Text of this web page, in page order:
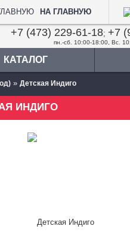
НА ГЛАВНУЮ
+7 (473) 229-61-18; +7
пн.-сб. 10:00-18:00, Вс.
КАТАЛОГ
» Детская Индиго
ИНДИГО